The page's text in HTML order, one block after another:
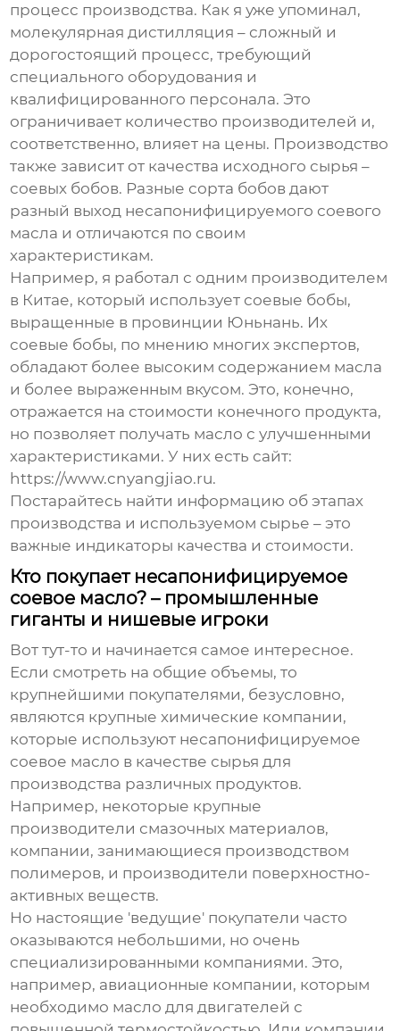
процесс производства. Как я уже упоминал,
молекулярная дистилляция – сложный и
дорогостоящий процесс, требующий
специального оборудования и
квалифицированного персонала. Это
ограничивает количество производителей и,
соответственно, влияет на цены. Производство
также зависит от качества исходного сырья –
соевых бобов. Разные сорта бобов дают
разный выход несапонифицируемого соевого
масла и отличаются по своим
характеристикам.
Например, я работал с одним производителем
в Китае, который использует соевые бобы,
выращенные в провинции Юньнань. Их
соевые бобы, по мнению многих экспертов,
обладают более высоким содержанием масла
и более выраженным вкусом. Это, конечно,
отражается на стоимости конечного продукта,
но позволяет получать масло с улучшенными
характеристиками. У них есть сайт:
https://www.cnyangjiao.ru.
Постарайтесь найти информацию об этапах
производства и используемом сырье – это
важные индикаторы качества и стоимости.
Кто покупает несапонифицируемое
соевое масло? – промышленные
гиганты и нишевые игроки
Вот тут-то и начинается самое интересное.
Если смотреть на общие объемы, то
крупнейшими покупателями, безусловно,
являются крупные химические компании,
которые используют несапонифицируемое
соевое масло в качестве сырья для
производства различных продуктов.
Например, некоторые крупные
производители смазочных материалов,
компании, занимающиеся производством
полимеров, и производители поверхностно-
активных веществ.
Но настоящие 'ведущие' покупатели часто
оказываются небольшими, но очень
специализированными компаниями. Это,
например, авиационные компании, которым
необходимо масло для двигателей с